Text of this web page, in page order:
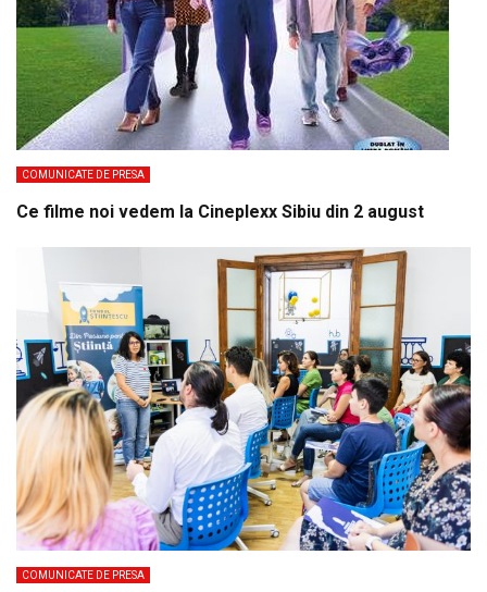
COMUNICATE DE PRESA
Ce filme noi vedem la Cineplexx Sibiu din 2 august
COMUNICATE DE PRESA